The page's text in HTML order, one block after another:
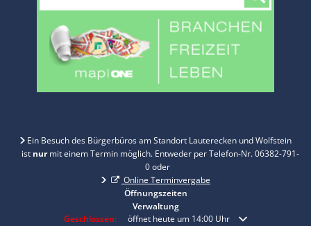
Ein Besuch des Bürgerbüros am Standort Lauterecken und Wolfstein
ist nurmit einem Termin möglich. Entweder per Telefon-Nr. 06382-791-
0 oder
Online Terminvergabe
Öffnungszeiten
Verwaltung
Klicken, um weitere Öffnungs- oder Schließzeiten auszublenden
Geschlossen: öffnet heute um 14:00 Uhr